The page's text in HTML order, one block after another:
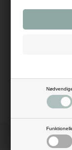
- med hurtig
Pustes op med luft